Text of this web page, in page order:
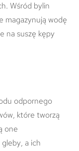
Wśród bylin
magazynują wodę
na suszę kępy
odpornego
które tworzą
one
a ich